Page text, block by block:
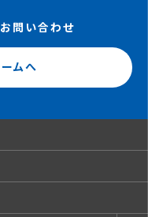
問い合わせ
ムへ